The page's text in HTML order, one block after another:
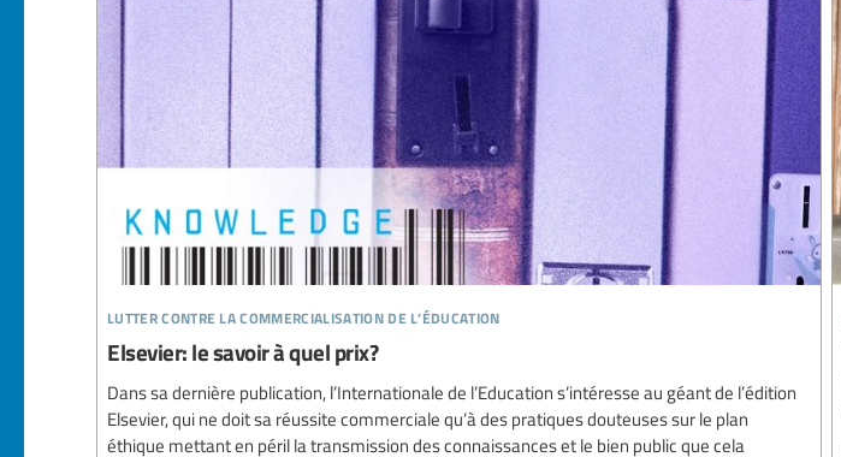
lutter contre la commercialisation de l’éducation
Elsevier: le savoir à quel prix?
Dans sa dernière publication, l’Internationale de l’Education s’intéresse au géant de l’édition
Elsevier, qui ne doit sa réussite commerciale qu’à des pratiques douteuses sur le plan
éthique mettant en péril la transmission des connaissances et le bien public que cela